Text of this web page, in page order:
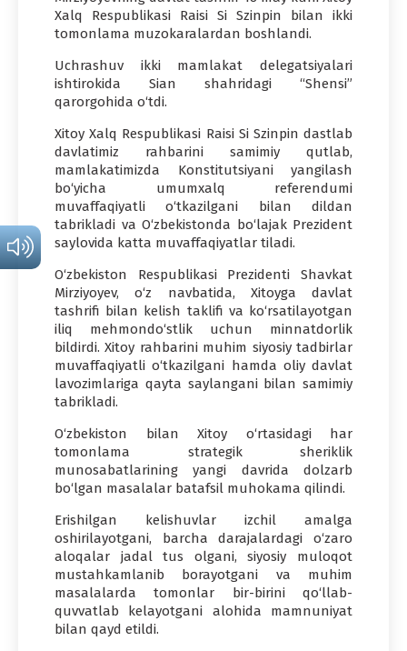
Xalq Respublikasi Raisi Si Szinpin bilan ikki
tomonlama muzokaralardan boshlandi.
Uchrashuv ikki mamlakat delegatsiyalari
ishtirokida Sian shahridagi “Shensi”
qarorgohida o‘tdi.
Xitoy Xalq Respublikasi Raisi Si Szinpin dastlab
davlatimiz rahbarini samimiy qutlab,
mamlakatimizda Konstitutsiyani yangilash
bo‘yicha umumxalq referendumi
muvaffaqiyatli o‘tkazilgani bilan dildan
tabrikladi va O‘zbekistonda bo‘lajak Prezident
saylovida katta muvaffaqiyatlar tiladi.
O‘zbekiston Respublikasi Prezidenti Shavkat
Mirziyoyev, o‘z navbatida, Xitoyga davlat
tashrifi bilan kelish taklifi va ko‘rsatilayotgan
iliq mehmondo‘stlik uchun minnatdorlik
bildirdi. Xitoy rahbarini muhim siyosiy tadbirlar
muvaffaqiyatli o‘tkazilgani hamda oliy davlat
lavozimlariga qayta saylangani bilan samimiy
tabrikladi.
O‘zbekiston bilan Xitoy o‘rtasidagi har
tomonlama strategik sheriklik
munosabatlarining yangi davrida dolzarb
bo‘lgan masalalar batafsil muhokama qilindi.
Erishilgan kelishuvlar izchil amalga
oshirilayotgani, barcha darajalardagi o‘zaro
aloqalar jadal tus olgani, siyosiy muloqot
mustahkamlanib borayotgani va muhim
masalalarda tomonlar bir-birini qo‘llab-
quvvatlab kelayotgani alohida mamnuniyat
bilan qayd etildi.